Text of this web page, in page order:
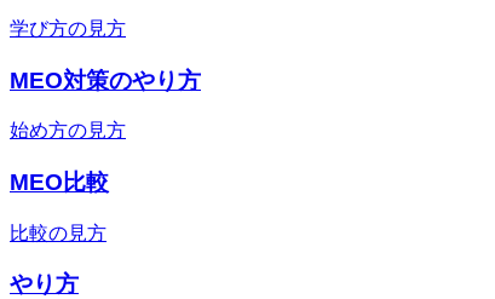
学び方の見方
MEO対策のやり方
始め方の見方
MEO比較
比較の見方
やり方